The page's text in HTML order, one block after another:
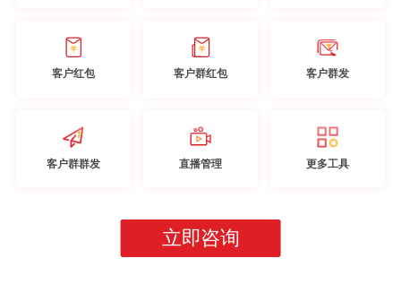
客户红包 客户群红包 客户群发
客户群群发 直播管理 更多工具
立即咨询